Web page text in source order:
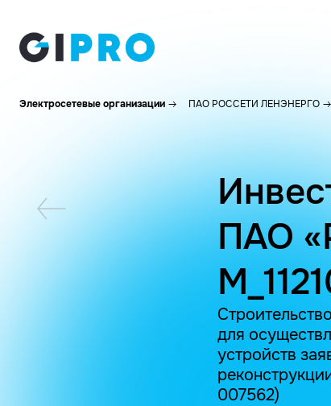
Электросетевые организации ПАО РОССЕТИ ЛЕНЭНЕРГО
ПАО
для
устройств
007562)